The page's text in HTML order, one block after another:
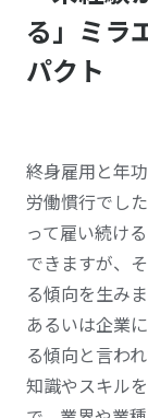
る」ミラ
パクト
終身雇用と年
労働慣行でし
って雇い続け
できますが、
る傾向を生み
あるいは企業
る傾向と言わ
知識やスキル